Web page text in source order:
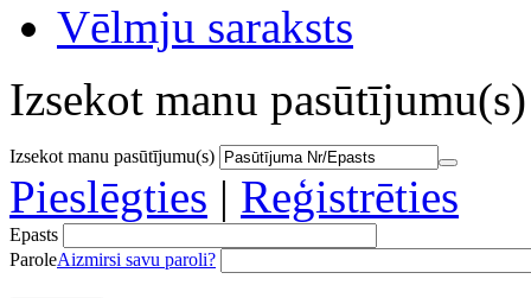
Vēlmju saraksts
Izsekot manu pasūtījumu(s)
Izsekot manu pasūtījumu(s)
Pieslēgties | Reģistrēties
Epasts
ParoleAizmirsi savu paroli?